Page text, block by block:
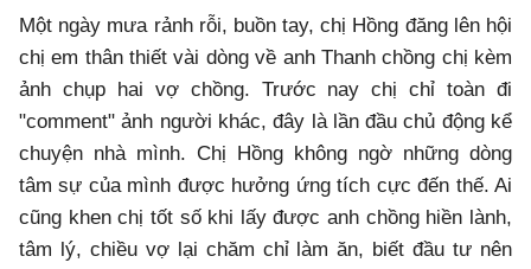
Một ngày mưa rảnh rỗi, buồn tay, chị Hồng đăng lên hội
chị em thân thiết vài dòng về anh Thanh chồng chị kèm
ảnh chụp hai vợ chồng. Trước nay chị chỉ toàn đi
"comment" ảnh người khác, đây là lần đầu chủ động kể
chuyện nhà mình. Chị Hồng không ngờ những dòng
tâm sự của mình được hưởng ứng tích cực đến thế. Ai
cũng khen chị tốt số khi lấy được anh chồng hiền lành,
tâm lý, chiều vợ lại chăm chỉ làm ăn, biết đầu tư nên